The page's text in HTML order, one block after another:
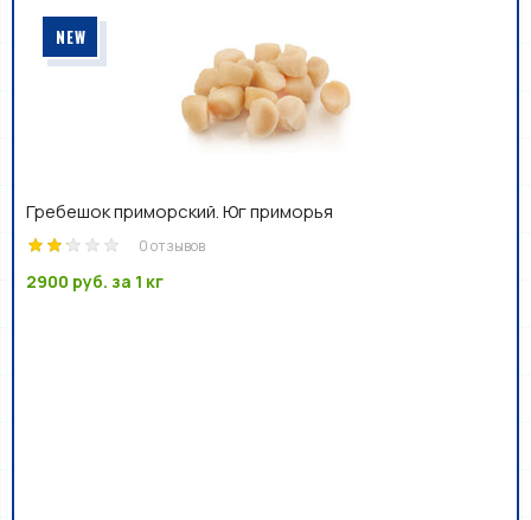
NEW
Гребешок приморский. Юг приморья
0 отзывов
2900 руб. за 1 кг